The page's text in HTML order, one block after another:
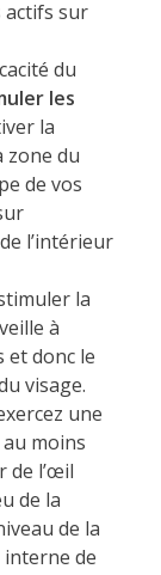
actifs sur
du
les
la
zone du
de vos
l’intérieur
la
à
et donc le
visage.
une
moins
de l’œil
de la
de la
interne de